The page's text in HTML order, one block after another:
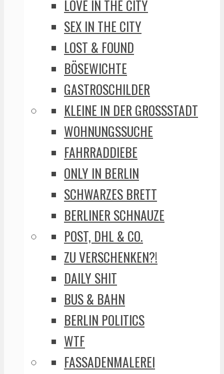
LOVE IN THE CITY
SEX IN THE CITY
LOST & FOUND
BÖSEWICHTE
GASTROSCHILDER
KLEINE IN DER GROSSSTADT
WOHNUNGSSUCHE
FAHRRADDIEBE
ONLY IN BERLIN
SCHWARZES BRETT
BERLINER SCHNAUZE
POST, DHL & CO.
ZU VERSCHENKEN?!
DAILY SHIT
BUS & BAHN
BERLIN POLITICS
WTF
FASSADENMALEREI